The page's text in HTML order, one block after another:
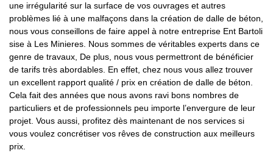
une irrégularité sur la surface de vos ouvrages et autres
problèmes lié à une malfaçons dans la création de dalle de béton,
nous vous conseillons de faire appel à notre entreprise Ent Bartoli
sise à Les Minieres. Nous sommes de véritables experts dans ce
genre de travaux, De plus, nous vous permettront de bénéficier
de tarifs très abordables. En effet, chez nous vous allez trouver
un excellent rapport qualité / prix en création de dalle de béton.
Cela fait des années que nous avons ravi bons nombres de
particuliers et de professionnels peu importe l’envergure de leur
projet. Vous aussi, profitez dès maintenant de nos services si
vous voulez concrétiser vos rêves de construction aux meilleurs
prix.